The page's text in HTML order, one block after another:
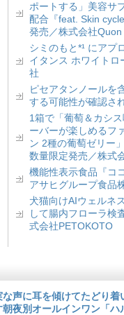
ポートする」美容サ
配合『feat. Skin
発売／株式会社Quon
シミのもと*¹ にアプ
イタンス ホワイトロ
社
ピセアタンノールを
する可能性が確認さ
1箱で「葡萄＆カシ
ーバーが楽しめるフ
ン 2種の葡萄ゼリー
数量限定発売／株式
機能性表示食品『コ
アサヒグループ食品
犬猫向けAIウェルネ
して腸内フローラ検
式会社PETOKOTO
な声に耳を傾けてたどり
夜別オールインワン「